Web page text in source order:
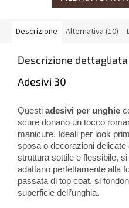
Descrizione Alternativa (10)
Descrizione
Adesivi 30
Questi adesivi per unghie
scure donano un tocco
manicure. Ideali per look
sposa o decorazioni
struttura sottile e flessibile,
adattano perfettamente alla
passata di top coat, si
superficie dell’unghia.